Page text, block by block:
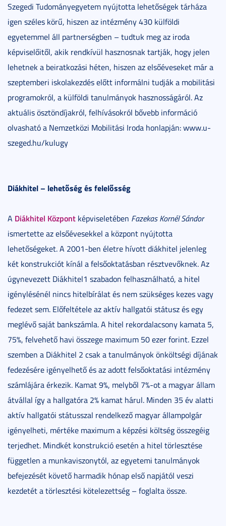
Szegedi Tudományegyetem nyújtotta lehetőségek tárháza
igen széles körű, hiszen az intézmény 430 külföldi
egyetemmel áll partnerségben – tudtuk meg az iroda
képviselőitől, akik rendkívül hasznosnak tartják, hogy jelen
lehetnek a beiratkozási héten, hiszen az elsőéveseket már a
szeptemberi iskolakezdés előtt informálni tudják a mobilitási
programokról, a külföldi tanulmányok hasznosságáról. Az
aktuális ösztöndíjakról, felhívásokról bővebb információ
olvasható a Nemzetközi Mobilitási Iroda honlapján: www.u-
szeged.hu/kulugy
Diákhitel– lehetőség és felelősség
A Diákhitel Központ képviseletében Fazekas Kornél Sándor
ismertette az elsőévesekkel a központ nyújtotta
lehetőségeket. A 2001-ben életre hívott diákhitel jelenleg
két konstrukciót kínál a felsőoktatásban résztvevőknek. Az
úgynevezett Diákhitel1 szabadon felhasználható, a hitel
igénylésénél nincs hitelbírálat és nem szükséges kezes vagy
fedezet sem. Előfeltétele az aktív hallgatói státusz és egy
meglévő saját bankszámla. A hitel rekordalacsony kamata 5,
75%, felvehető havi összege maximum 50 ezer forint. Ezzel
szemben a Diákhitel 2 csak a tanulmányok önköltségi díjának
fedezésére igényelhető és az adott felsőoktatási intézmény
számlájára érkezik. Kamat 9%, melyből 7%-ot a magyar állam
átvállal így a hallgatóra 2% kamat hárul. Minden 35 év alatti
aktív hallgatói státusszal rendelkező magyar állampolgár
igényelheti, mértéke maximum a képzési költség összegéig
terjedhet. Mindkét konstrukció esetén a hitel törlesztése
független a munkaviszonytól, az egyetemi tanulmányok
befejezését követő harmadik hónap első napjától veszi
kezdetét a törlesztési kötelezettség – foglalta össze.